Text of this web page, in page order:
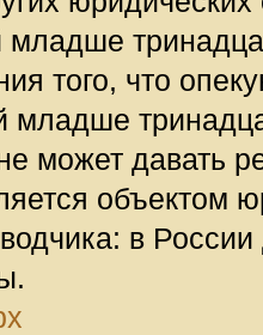
младше
того, что
младше
может давать
объектом
в